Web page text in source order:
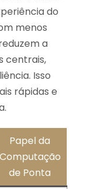
do
menos
a
centrais,
Isso
rápidas e
Papel da
Computação
de Ponta